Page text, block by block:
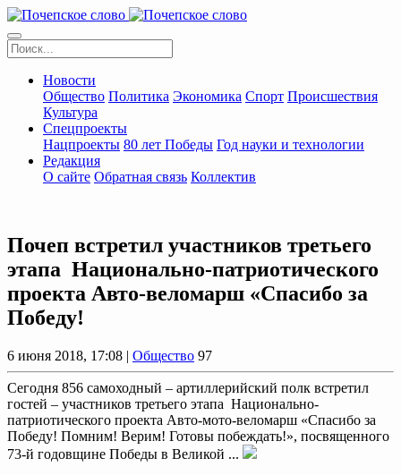
Новости
Общество Политика Экономика Спорт Происшествия
Культура
Спецпроекты
Нацпроекты 80 лет Победы Год науки и технологии
Редакция
О сайте Обратная связь Коллектив
Почеп встретил участников третьего
этапа Национально-патриотического
проекта Авто-веломарш «Спасибо за
Победу!
6 июня 2018, 17:08 | Общество 97
Сегодня 856 самоходный – артиллерийский полк встретил
гостей – участников третьего этапа Национально-
патриотического проекта Авто-мото-веломарш «Спасибо за
Победу! Помним! Верим! Готовы побеждать!», посвященного
73-й годовщине Победы в Великой ...